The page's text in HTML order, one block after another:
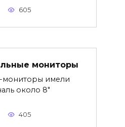
605
мониторы
имели
около 8″
405